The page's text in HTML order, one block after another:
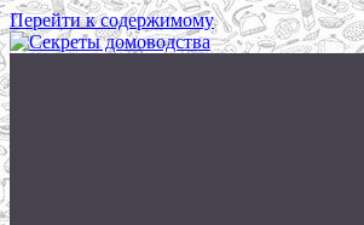
Перейти к содержимому